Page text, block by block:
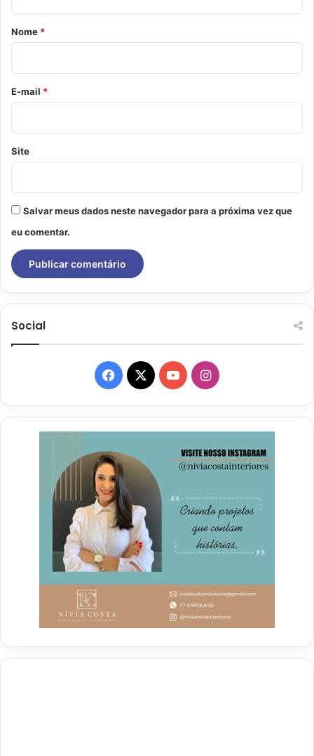
r
o
*
Nome *
E-mail *
Site
Salvar meus dados neste navegador para a próxima vez que
eu comentar.
Social
Facebook
X YouTubeInstagram